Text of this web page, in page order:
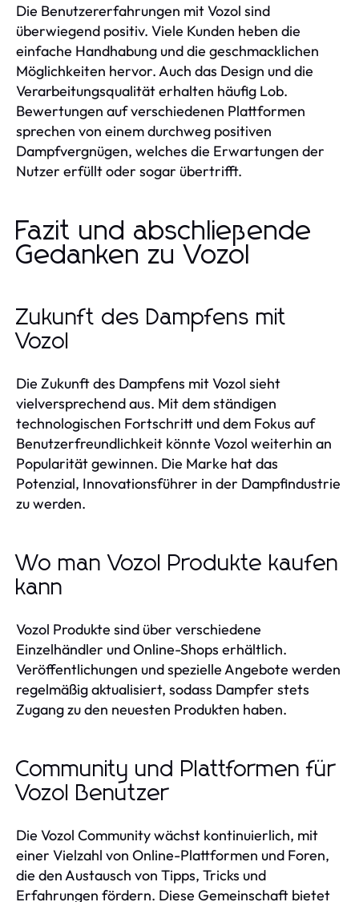
Die Benutzererfahrungen mit Vozol sind
überwiegend positiv. Viele Kunden heben die
einfache Handhabung und die geschmacklichen
Möglichkeiten hervor. Auch das Design und die
Verarbeitungsqualität erhalten häufig Lob.
Bewertungen auf verschiedenen Plattformen
sprechen von einem durchweg positiven
Dampfvergnügen, welches die Erwartungen der
Nutzer erfüllt oder sogar übertrifft.
Fazit und abschließende
Gedanken zu Vozol
Zukunft des Dampfens mit
Vozol
Die Zukunft des Dampfens mit Vozol sieht
vielversprechend aus. Mit dem ständigen
technologischen Fortschritt und dem Fokus auf
Benutzerfreundlichkeit könnte Vozol weiterhin an
Popularität gewinnen. Die Marke hat das
Potenzial, Innovationsführer in der Dampfindustrie
zu werden.
Wo man Vozol Produkte kaufen
kann
Vozol Produkte sind über verschiedene
Einzelhändler und Online-Shops erhältlich.
Veröffentlichungen und spezielle Angebote werden
regelmäßig aktualisiert, sodass Dampfer stets
Zugang zu den neuesten Produkten haben.
Community und Plattformen für
Vozol Benutzer
Die Vozol Community wächst kontinuierlich, mit
einer Vielzahl von Online-Plattformen und Foren,
die den Austausch von Tipps, Tricks und
Erfahrungen fördern. Diese Gemeinschaft bietet